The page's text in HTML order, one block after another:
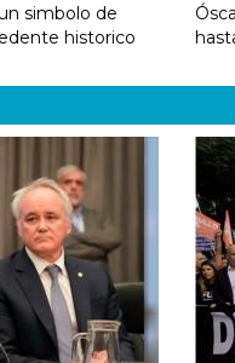
simbolo de
historico